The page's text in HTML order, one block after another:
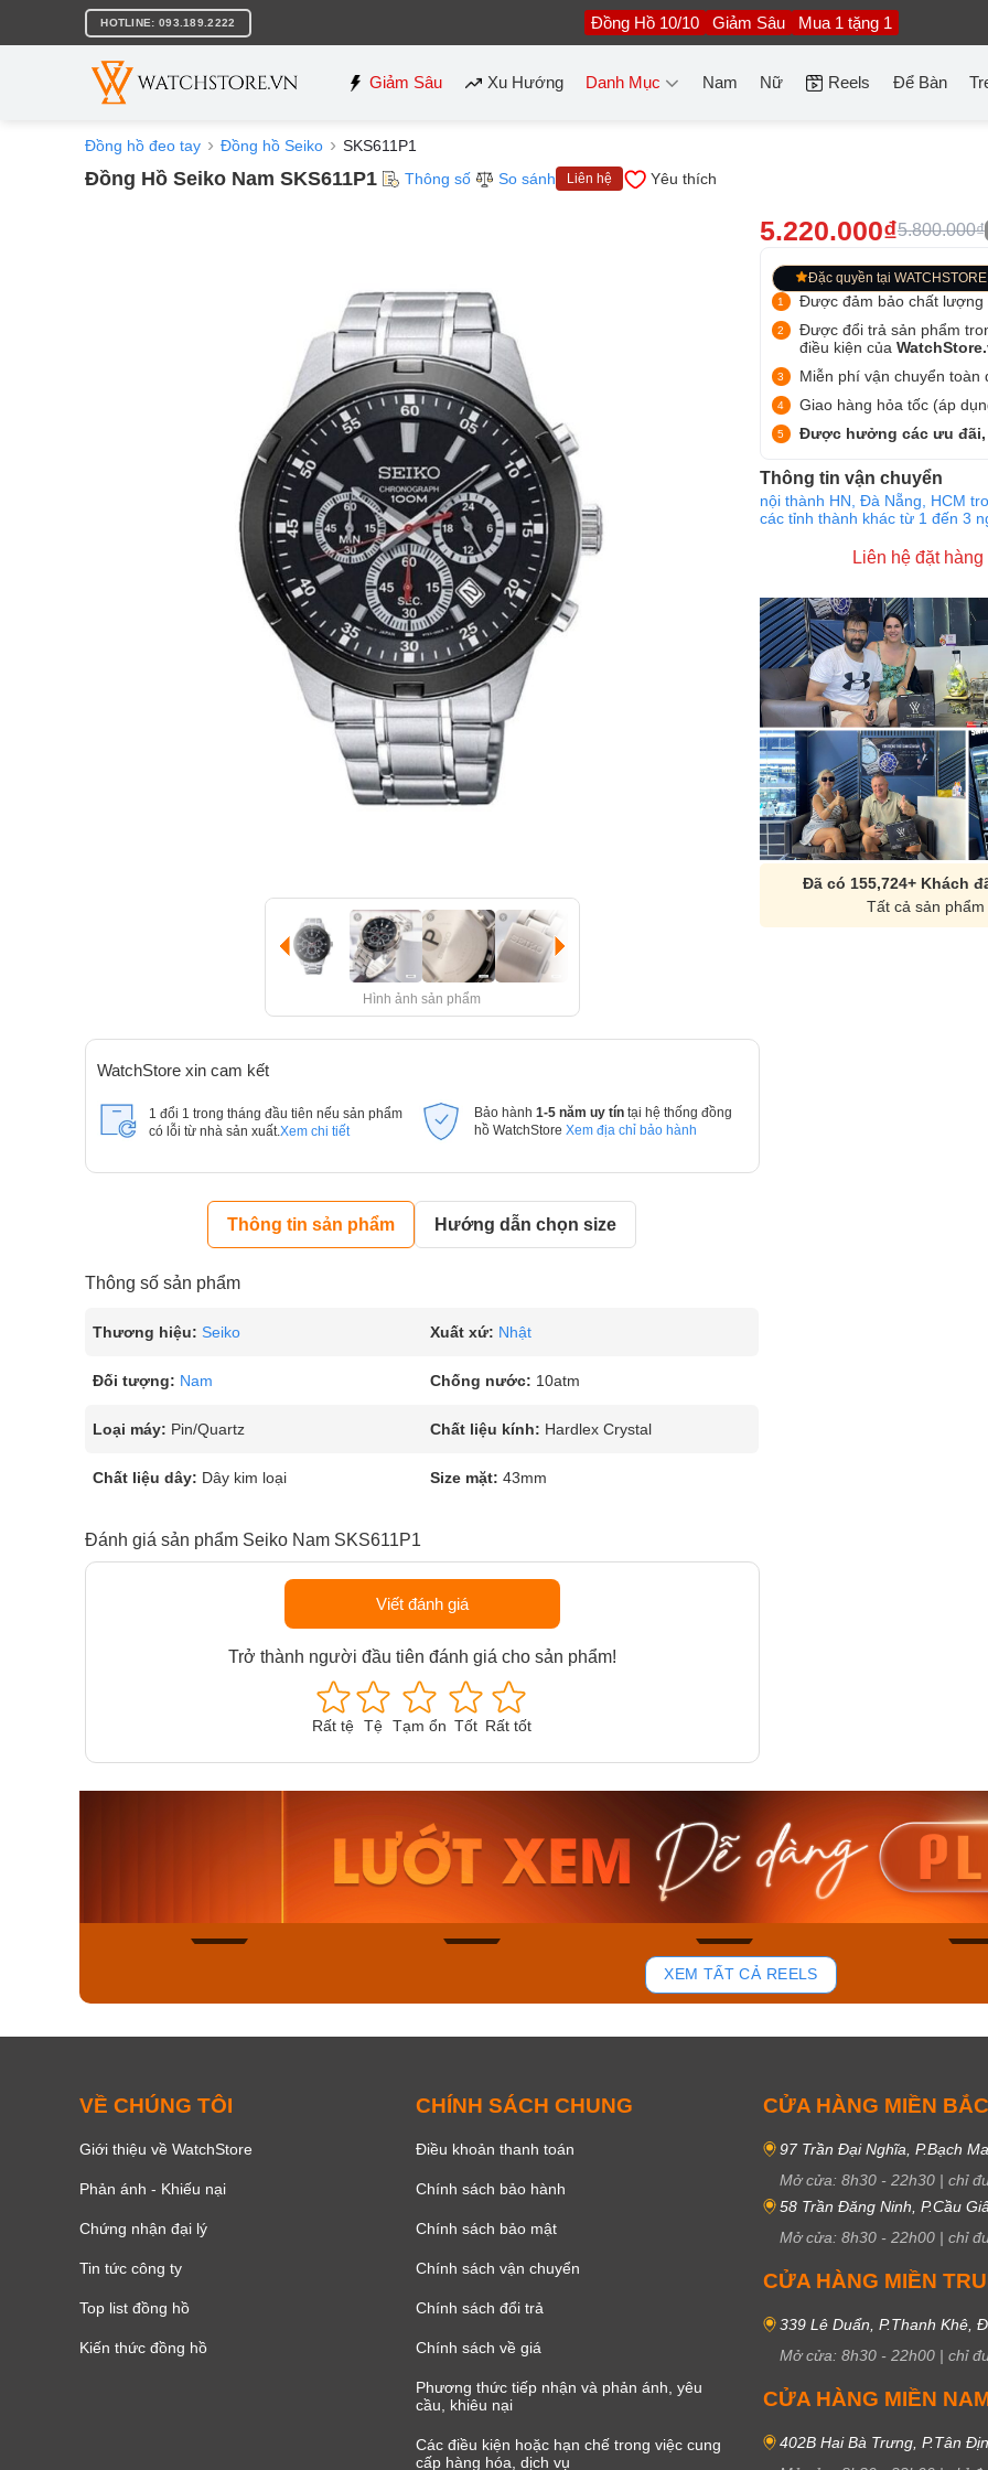
nội
HOTLINE: 093.189.2222 Đồng Hồ 10/10 Giảm Sâu Mua 1 tặng 1
Giảm Sâu Xu Hướng Danh Mục Nam Nữ Reels Để Bàn
Đồng hồ đeo tay Đồng hồ Seiko SKS611P1
Đồng Hồ Seiko Nam SKS611P1 Thông số So sánh Liên hệ Yêu thích
Hình ảnh sản phẩm
WatchStore xin cam kết
1 đổi 1 trong tháng đầu tiên nếu sản phẩm
có lỗi từ nhà sản xuất. Xem chi tiết
Bảo hành 1-5 năm uy tín tại hệ thống đồng
hồ WatchStore Xem địa chỉ bảo hành
Thông tin sản phẩm Hướng dẫn chọn size
Thông số sản phẩm
Thương hiệu: Seiko Xuất xứ: Nhật
Đối tượng: Nam Chống nước: 10atm
Loại máy: Pin/Quartz Chất liệu kính: Hardlex Crystal
Chất liệu dây: Dây kim loại Size mặt: 43mm
Đánh giá sản phẩm Seiko Nam SKS611P1
Viết đánh giá
Trở thành người đầu tiên đánh giá cho sản phẩm!
Rất tệ Tệ Tạm ổn Tốt Rất tốt
5.220.000₫5.800.000₫
Đặc quyền tại WATCHSTORE
Được đảm bảo chất lượng
Được đổi trả sản phẩm
điều kiện của
Miễn phí vận chuyển toàn
Giao hàng hỏa tốc (áp
Được hưởng các ưu đãi,
Thông tin vận chuyển
nội thành HN, Đà Nẵng, HCM
các tỉnh thành khác từ 1 đến 3
Liên hệ đặt hàng
Đã có 155,724+ Khách
Tất cả sản
Casio Nam MTS-
115D-1AVDF
2.823.000₫
2.399.550₫
Mua ngay
37
Casio Nam MTS-
RS100L-1AVDF
4.276.000₫
3.634.600₫
Casio
230EL-
Mua
XEM TẤT CẢ REELS
VỀ CHÚNG TÔI
Giới thiệu về WatchStore
Phản ánh - Khiếu nại
Chứng nhận đại lý
Tin tức công ty
Top list đồng hồ
Kiến thức đồng hồ
CHÍNH SÁCH CHUNG
Điều khoản thanh toán
Chính sách bảo hành
Chính sách bảo mật
Chính sách vận chuyển
Chính sách đổi trả
Chính sách về giá
Phương thức tiếp nhận và phản ánh, yêu
cầu, khiêu nại
Các điều kiện hoặc hạn chế trong việc cung
cấp hàng hóa, dịch vụ
CỬA HÀNG MIỀN BẮC
97 Trần Đại Nghĩa, P.Bạch
Mở cửa: 8h30 - 22h30 | chỉ
58 Trần Đăng Ninh, P.Cầu
Mở cửa: 8h30 - 22h00 | chỉ
CỬA HÀNG MIỀN
339 Lê Duẩn, P.Thanh Khê,
Mở cửa: 8h30 - 22h00 | chỉ
CỬA HÀNG MIỀN
402B Hai Bà Trưng, P.Tân